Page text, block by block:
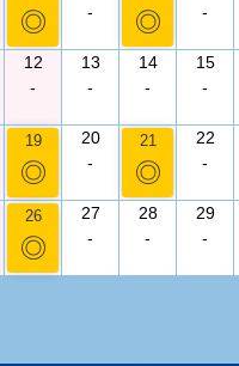
◎
-
◎
-
12
-
13
-
14
-
15
-
19
◎
20
-
21
◎
22
-
26
◎
27
-
28
-
29
-